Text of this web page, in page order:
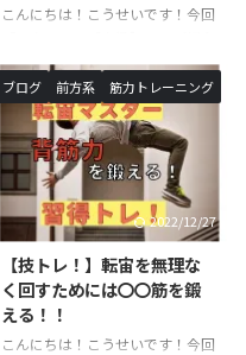
こんにちは！こうせいです！今回
です。以前ご紹介したスクワット
トレーニング中級の続編です！ス
クワットの名前を聞いたことや、
実際に行った事がある方も多いと
思います。本記事では、スクワッ
トにおける意識・正しい方法・上
級程度のレパートリーをご紹介し
ていきます！ スクワットと
と、上半身を垂直に伸ばしたまま
行う膝の屈伸運動です。一日に数
えきれないほど椅子に座ったり・
立ったりを行なっていますが、こ
ブログ 前方系 筋力トレーニング
2022/12/27
【技トレ！】転宙を無理な
く回すためには〇〇筋を鍛
える！！
こんにちは！こうせいです！今回